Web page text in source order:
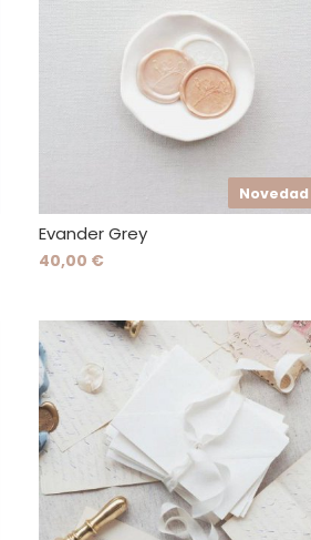
Novedad
Evander Grey
40,00 €